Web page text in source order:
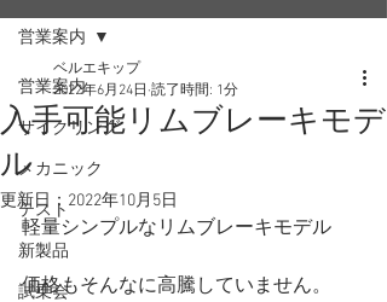
営業案内
サイクリング
メカニック
テスト
新製品
試乗会
営業案内
入手可能リムブレーキモデ
ル
ベルエキップ
2022年6月24日 読了時間: 1分
更新日： 2022年10月5日
軽量シンプルなリムブレーキモデル
価格もそんなに高騰していません。